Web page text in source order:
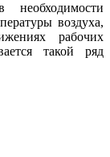
воздуха,
рабочих
такой ряд